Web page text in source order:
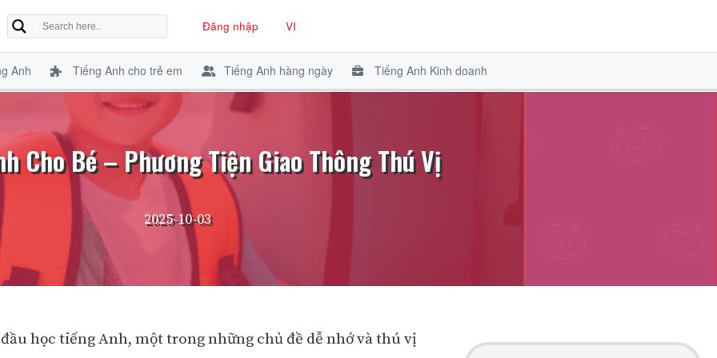
Đăng nhập VI
Anh Tiếng Anh cho trẻ em Tiếng Anh hàng ngày Tiếng Anh Kinh doanh
Cho Bé – Phương Tiện Giao Thông Thú Vị
2025-10-03
học tiếng Anh, một trong những chủ đề dễ nhớ và thú vị